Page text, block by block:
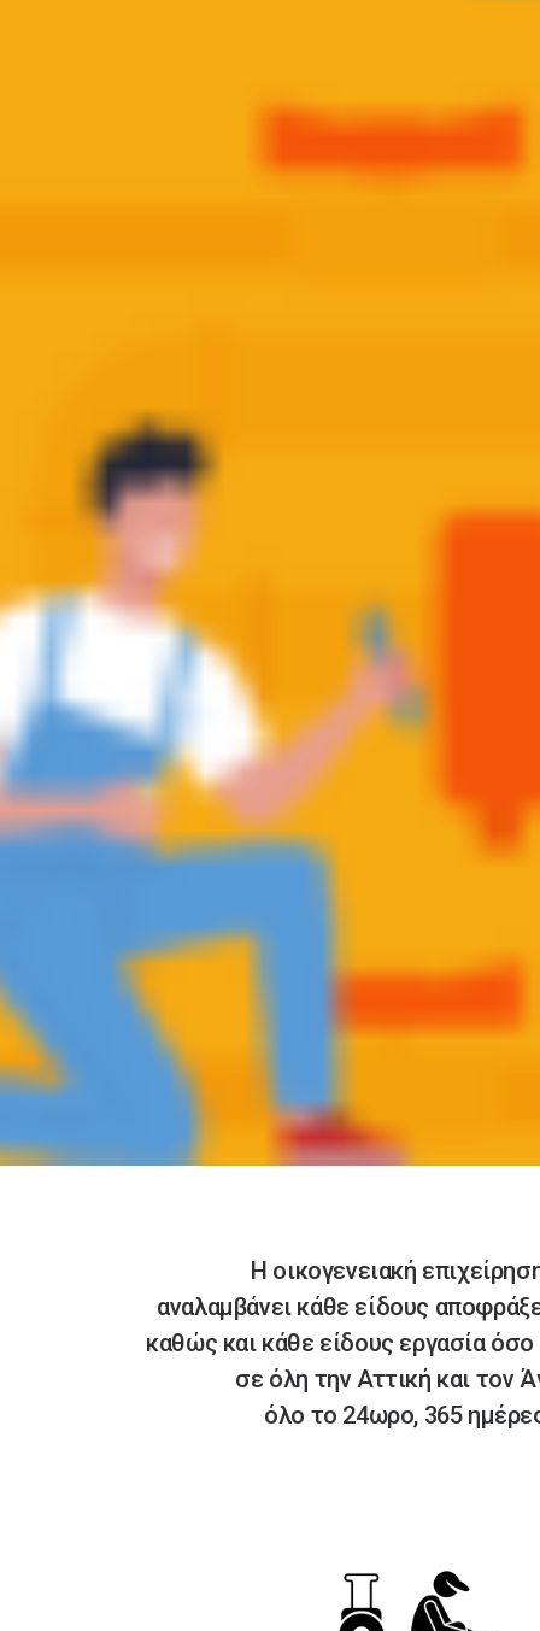
Η οικογενειακή
αναλαμβάνει κάθε είδους
καθώς και κάθε είδους εργασία όσο
σε όλη την Αττική και τον
όλο το 24ωρο, 365